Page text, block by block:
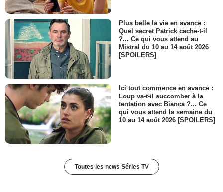
Plus belle la vie en avance :
Quel secret Patrick cache-t-il
?... Ce qui vous attend au
Mistral du 10 au 14 août 2026
[SPOILERS]
Ici tout commence en avance :
Loup va-t-il succomber à la
tentation avec Bianca ?... Ce
qui vous attend la semaine du
10 au 14 août 2026 [SPOILERS]
Toutes les news Séries TV